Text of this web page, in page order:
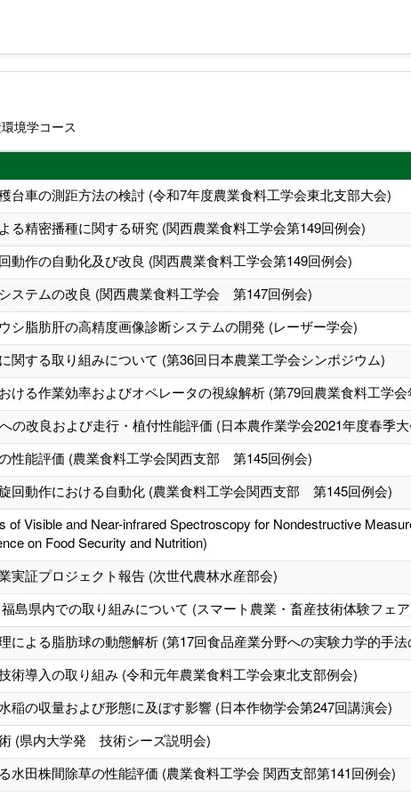
境学コース
台車の測距方法の検討 (令和7年度農業食料工学会東北支部大会)
る精密播種に関する研究 (関西農業食料工学会第149回例会)
動作の自動化及び改良 (関西農業食料工学会第149回例会)
ステムの改良 (関西農業食料工学会 第147回例会)
シ脂肪肝の高精度画像診断システムの開発 (レーザー学会)
関する取り組みについて (第36回日本農業工学会シンポジウム)
ける作業効率およびオペレータの視線解析 (第79回農業食料工学
の改良および走行・植付性能評価 (日本農作業学会2021年度春季
性能評価 (農業食料工学会関西支部 第145回例会)
回動作における自動化 (農業食料工学会関西支部 第145回例会)
of Visible and Near-infrared Spectroscopy for Nondestructive
on Food Security and Nutrition)
実証プロジェクト報告 (次世代農林水産部会)
島県内での取り組みについて (スマート農業・畜産技術体験フェ
による脂肪球の動態解析 (第17回食品産業分野への実験力学的手
術導入の取り組み (令和元年農業食料工学会東北支部例会)
稲の収量および形態に及ぼす影響 (日本作物学会第247回講演会)
(県内大学発 技術シーズ説明会)
水田株間除草の性能評価 (農業食料工学会 関西支部第141回例会)